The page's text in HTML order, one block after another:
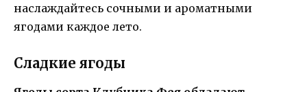
наслаждайтесь сочными и ароматными
ягодами каждое лето.
Сладкие ягоды